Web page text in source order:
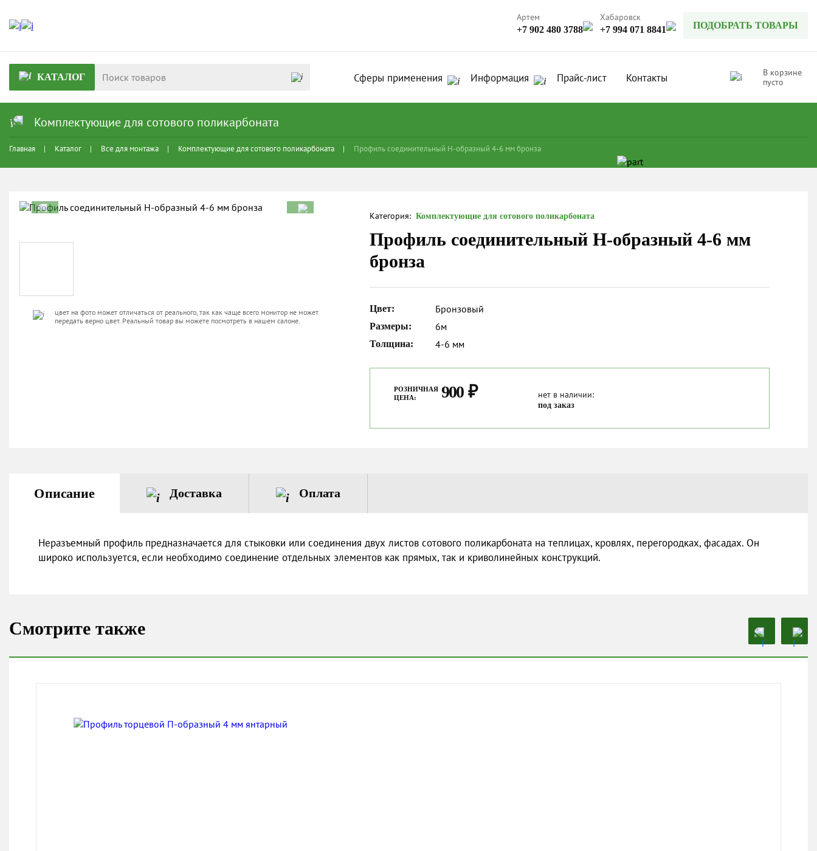
Артем
+7 902 480 3788
Хабаровск
+7 994 071 8841 ПОДОБРАТЬ ТОВАРЫ
КАТАЛОГ Сферы применения Информация Прайс-лист Контакты
В корзине
пусто
Комплектующие для сотового поликарбоната
Главная Каталог Все для монтажа Комплектующие для сотового поликарбоната Профиль соединительный Н-образный 4-6 мм бронза
цвет на фото может отличаться от реального, так как чаще всего монитор не может
передать верно цвет. Реальный товар вы можете посмотреть в нашем салоне.
Категория: Комплектующие для сотового поликарбоната
Профиль соединительный Н-образный 4-6 мм
бронза
Цвет: Бронзовый
Размеры: 6м
Толщина: 4-6 мм
РОЗНИЧНАЯ
ЦЕНА:
900₽ нет в наличии:
под заказ
Описание Доставка Оплата
Неразъемный профиль предназначается для стыковки или соединения двух листов сотового поликарбоната на теплицах, кровлях, перегородках, фасадах. Он
широко используется, если необходимо соединение отдельных элементов как прямых, так и криволинейных конструкций.
Смотрите также